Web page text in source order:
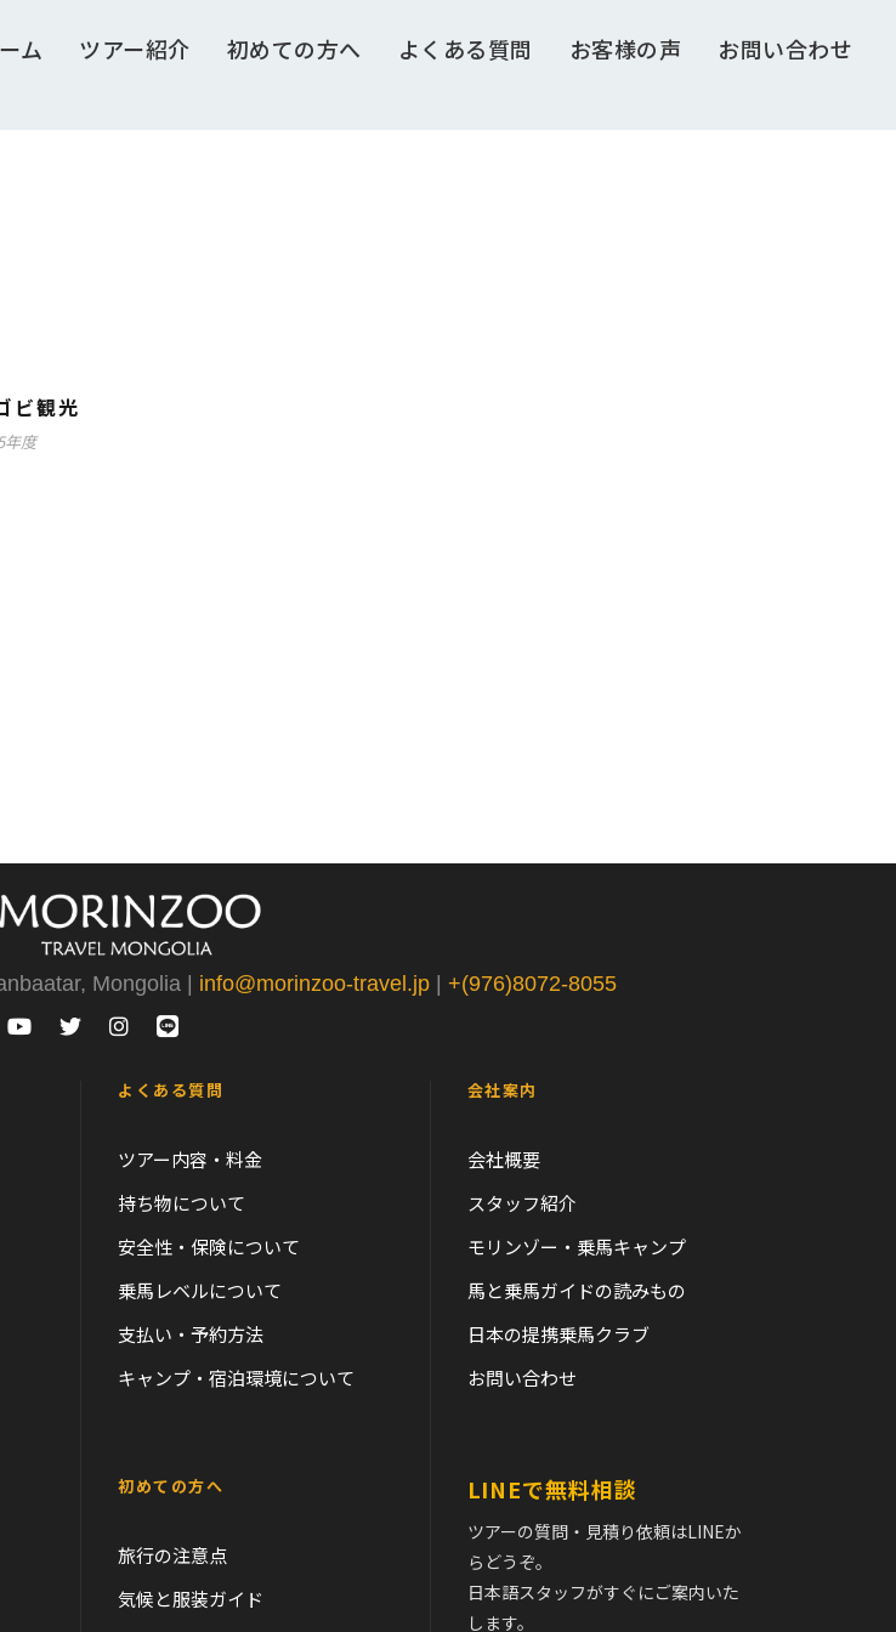
ム ツアー紹介 初めての方へ よくある質問 お客様の声 お問い合わせ
ビ観光
年度
Mongolia | info@morinzoo-travel.jp | +(976)8072-8055
よくある質問
ツアー内容・料金
持ち物について
安全性・保険について
乗馬レベルについて
支払い・予約方法
キャンプ・宿泊環境について
初めての方へ
旅行の注意点
気候と服装ガイド
会社案内
会社概要
スタッフ紹介
モリンゾー・乗馬キャンプ
馬と乗馬ガイドの読みもの
日本の提携乗馬クラブ
お問い合わせ
LINEで無料相談
ツアーの質問・見積り依頼はLINEか
らどうぞ。
日本語スタッフがすぐにご案内いた
します。